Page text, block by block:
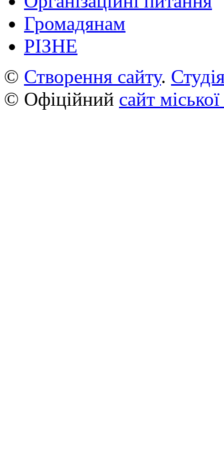
Громадянам
РІЗНЕ
© Створення сайту.
© Офіційний сайт